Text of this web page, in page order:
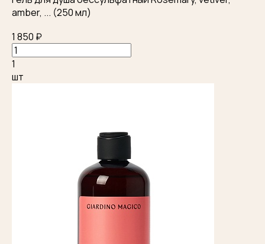
amber, ... (250 мл)
1 850 ₽
1
шт